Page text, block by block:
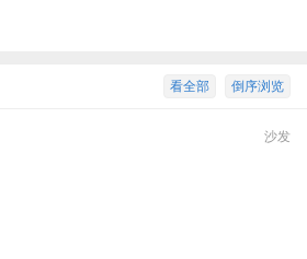
倒序浏览
看全部
沙发